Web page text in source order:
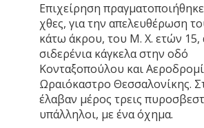
Επιχείρηση
χθες, για την απελευθέρωση
κάτω άκρου, του Μ. Χ. ετών 15,
σιδερένια κάγκελα στην οδό
Κονταξοπούλου και
Ωραιόκαστρο Θεσσαλονίκης.
έλαβαν μέρος τρεις
υπάλληλοι, με ένα όχημα.